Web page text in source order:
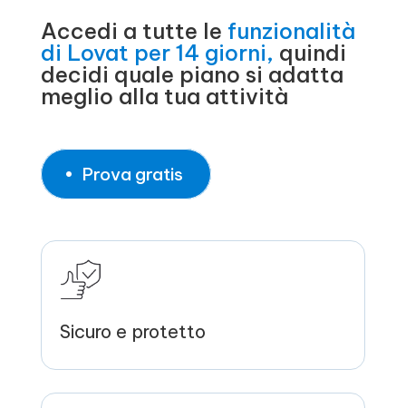
Accedi a tutte le funzionalità
di Lovat per 14 giorni, quindi
decidi quale piano si adatta
meglio alla tua attività
Prova gratis
Sicuro e protetto